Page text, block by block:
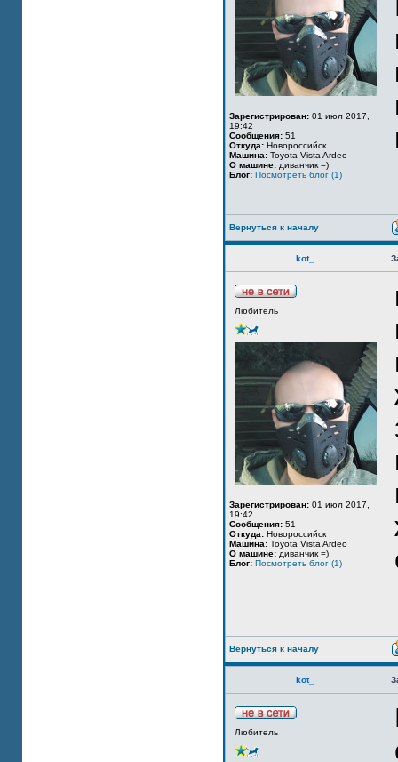
Зарегистрирован: 01 июл 2017,
19:42
Сообщения: 51
Откуда: Новороссийск
Машина: Toyota Vista Ardeo
О машине: диванчик =)
Блог: Посмотреть блог (1)
Вернуться к началу
kot_
Любитель
Зарегистрирован: 01 июл 2017,
19:42
Сообщения: 51
Откуда: Новороссийск
Машина: Toyota Vista Ardeo
О машине: диванчик =)
Блог: Посмотреть блог (1)
Вернуться к началу
kot_
Любитель